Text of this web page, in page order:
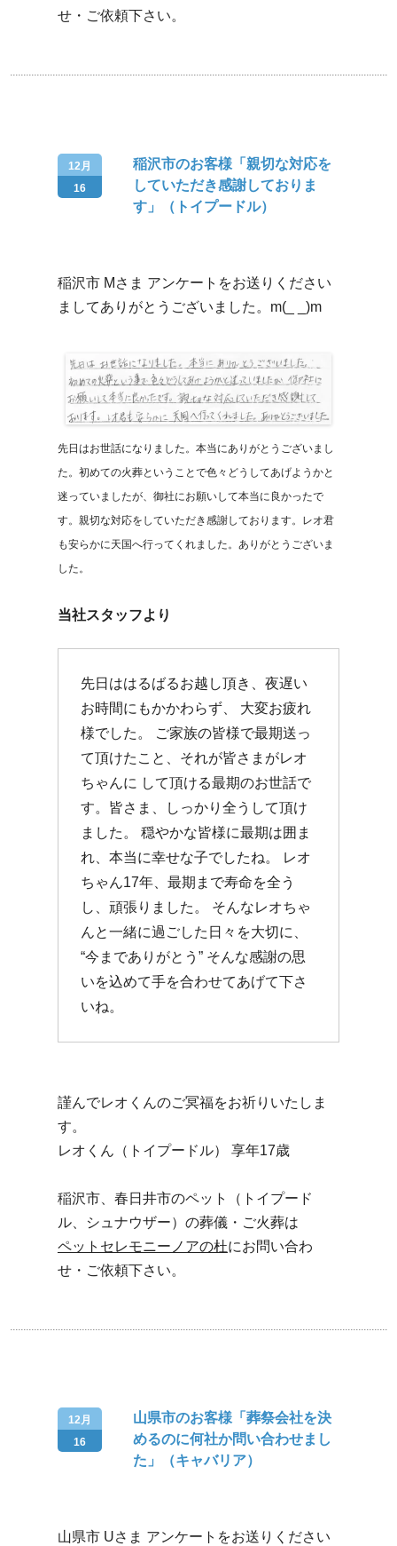
せ・ご依頼下さい。
12月
16
稲沢市のお客様「親切な対応を
していただき感謝しておりま
す」（トイプードル）
稲沢市 Mさま アンケートをお送りください
ましてありがとうございました。m(_ _)m
先日はお世話になりました。本当にありがとうございまし
た。初めての火葬ということで色々どうしてあげようかと
迷っていましたが、御社にお願いして本当に良かったで
す。親切な対応をしていただき感謝しております。レオ君
も安らかに天国へ行ってくれました。ありがとうございま
した。
当社スタッフより
先日ははるばるお越し頂き、夜遅い
お時間にもかかわらず、 大変お疲れ
様でした。 ご家族の皆様で最期送っ
て頂けたこと、それが皆さまがレオ
ちゃんに して頂ける最期のお世話で
す。皆さま、しっかり全うして頂け
ました。 穏やかな皆様に最期は囲ま
れ、本当に幸せな子でしたね。 レオ
ちゃん17年、最期まで寿命を全う
し、頑張りました。 そんなレオちゃ
んと一緒に過ごした日々を大切に、
“今までありがとう” そんな感謝の思
いを込めて手を合わせてあげて下さ
いね。
謹んでレオくんのご冥福をお祈りいたしま
す。
レオくん（トイプードル） 享年17歳
稲沢市、春日井市のペット（トイプード
ル、シュナウザー）の葬儀・ご火葬は
ペットセレモニーノアの杜にお問い合わ
せ・ご依頼下さい。
12月
16
山県市のお客様「葬祭会社を決
めるのに何社か問い合わせまし
た」（キャバリア）
山県市 Uさま アンケートをお送りください